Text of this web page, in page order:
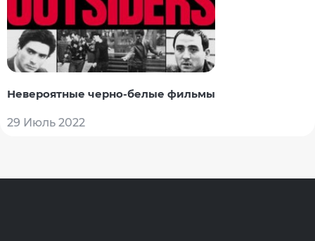
Невероятные черно-белые фильмы
29 Июль 2022